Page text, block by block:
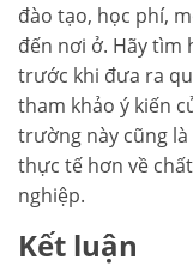
đào tạo, học phí,
đến nơi ở. Hãy tìm
trước khi đưa ra
tham khảo ý kiến
trường này cũng
thực tế hơn về
nghiệp.
Kết luận